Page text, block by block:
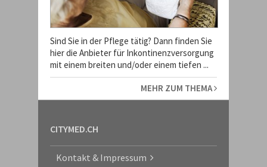
Sind Sie in der Pflege tätig? Dann finden Sie
hier die Anbieter für Inkontinenzversorgung
mit einem breiten und/oder einem tiefen ...
MEHR ZUM THEMA
CITYMED.CH
Kontakt & Impressum